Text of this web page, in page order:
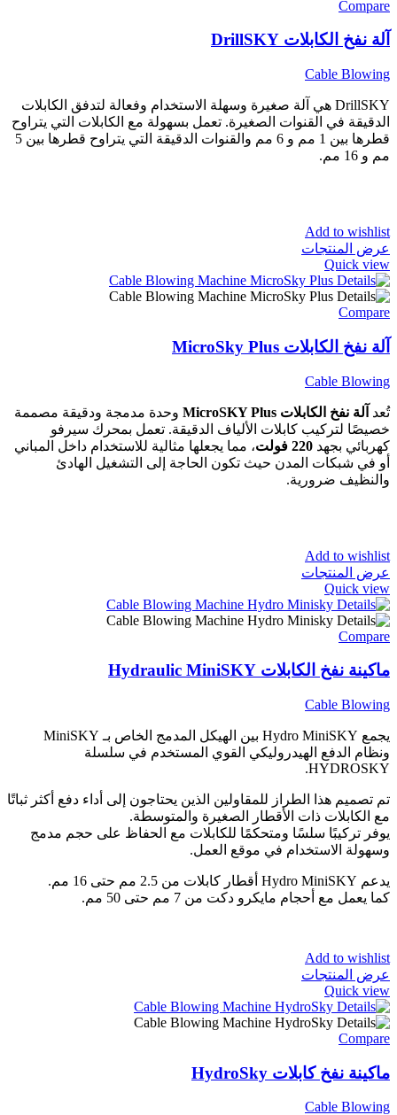
Compare
آلة نفخ الكابلات DrillSKY
Cable Blowing
DrillSKY هي آلة صغيرة وسهلة الاستخدام وفعالة لتدفق الكابلات
الدقيقة في القنوات الصغيرة. تعمل بسهولة مع الكابلات التي يتراوح
قطرها بين 1 مم و 6 مم والقنوات الدقيقة التي يتراوح قطرها بين 5
مم و 16 مم.
Add to wishlist
عرض المنتجات
Quick view
Compare
آلة نفخ الكابلات MicroSky Plus
Cable Blowing
تُعد آلة نفخ الكابلات MicroSKY Plus
وحدة مدمجة ودقيقة مصممة
خصيصًا لتركيب كابلات الألياف الدقيقة. تعمل بمحرك سيرفو
كهربائي بجهد 220 فولت
، مما يجعلها مثالية للاستخدام داخل المباني
أو في شبكات المدن حيث تكون الحاجة إلى التشغيل الهادئ
والنظيف ضرورية.
Add to wishlist
عرض المنتجات
Quick view
Compare
ماكينة نفخ الكابلات Hydraulic MiniSKY
Cable Blowing
يجمع Hydro MiniSKY بين الهيكل المدمج الخاص بـ MiniSKY
ونظام الدفع الهيدروليكي القوي المستخدم في سلسلة
HYDROSKY.
تم تصميم هذا الطراز للمقاولين الذين يحتاجون إلى أداء دفع أكثر ثباتًا
مع الكابلات ذات الأقطار الصغيرة والمتوسطة.
يوفر تركيبًا سلسًا ومتحكمًا للكابلات مع الحفاظ على حجم مدمج
وسهولة الاستخدام في موقع العمل.
يدعم Hydro MiniSKY أقطار كابلات من 2.5 مم حتى 16 مم.
كما يعمل مع أحجام مايكرو دكت من 7 مم حتى 50 مم.
Add to wishlist
عرض المنتجات
Quick view
Compare
ماكينة نفخ كابلات HydroSky
Cable Blowing